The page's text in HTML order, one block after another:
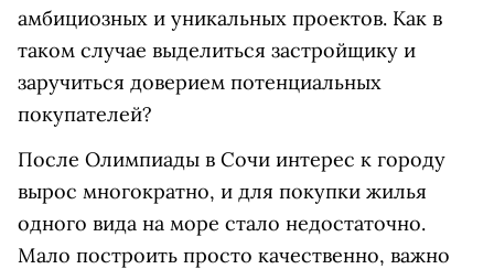
амбициозных и уникальных проектов. Как в
таком случае выделиться застройщику и
заручиться доверием потенциальных
покупателей?
После Олимпиады в Сочи интерес к городу
вырос многократно, и для покупки жилья
одного вида на море стало недостаточно.
Мало построить просто качественно, важно